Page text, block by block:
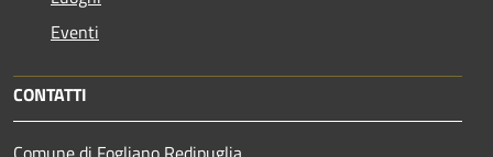
Eventi
CONTATTI